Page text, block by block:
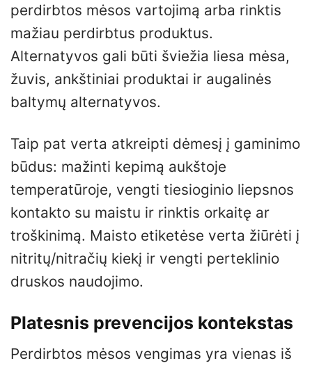
perdirbtos mėsos vartojimą arba rinktis
mažiau perdirbtus produktus.
Alternatyvos gali būti šviežia liesa mėsa,
žuvis, ankštiniai produktai ir augalinės
baltymų alternatyvos.
Taip pat verta atkreipti dėmesį į gaminimo
būdus: mažinti kepimą aukštoje
temperatūroje, vengti tiesioginio liepsnos
kontakto su maistu ir rinktis orkaitę ar
troškinimą. Maisto etiketėse verta žiūrėti į
nitritų/nitračių kiekį ir vengti perteklinio
druskos naudojimo.
Platesnis prevencijos kontekstas
Perdirbtos mėsos vengimas yra vienas iš